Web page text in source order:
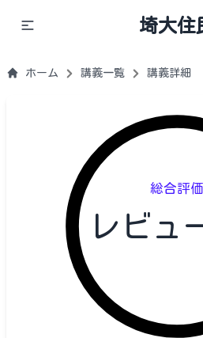
埼大住
ホーム 講義一覧 講義詳細
総合評価
レビュ